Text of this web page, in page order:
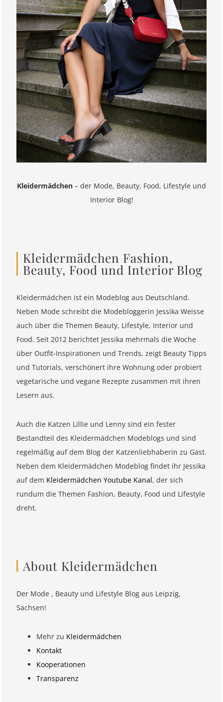
Kleidermädchen – der Mode, Beauty, Food, Lifestyle und
Interior Blog!
Kleidermädchen Fashion,
Beauty, Food und Interior Blog
Kleidermädchen ist ein Modeblog aus Deutschland.
Neben Mode schreibt die Modebloggerin Jessika Weisse
auch über die Themen Beauty, Lifestyle, Interior und
Food. Seit 2012 berichtet Jessika mehrmals die Woche
über Outfit-Inspirationen und Trends, zeigt Beauty Tipps
und Tutorials, verschönert ihre Wohnung oder probiert
vegetarische und vegane Rezepte zusammen mit ihren
Lesern aus.
Auch die Katzen Lillie und Lenny sind ein fester
Bestandteil des Kleidermädchen Modeblogs und sind
regelmäßig auf dem Blog der Katzenliebhaberin zu Gast.
Neben dem Kleidermädchen Modeblog findet ihr Jessika
auf dem Kleidermädchen Youtube Kanal, der sich
rundum die Themen Fashion, Beauty, Food und Lifestyle
dreht.
About Kleidermädchen
Der Mode , Beauty und Lifestyle Blog aus Leipzig,
Sachsen!
Mehr zu Kleidermädchen
Kontakt
Kooperationen
Transparenz